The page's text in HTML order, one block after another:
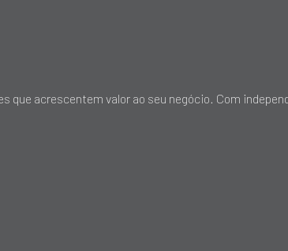
que acrescentem valor ao seu negócio. Com